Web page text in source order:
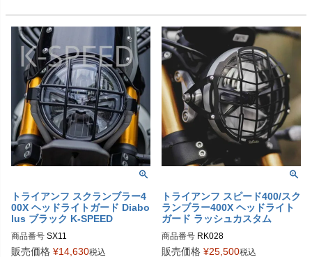
トライアンフ スクランブラー4
00X ヘッドライトガード Diabo
lus ブラック K-SPEED
商品番号 SX11
販売価格 ¥14,630税込
トライアンフ スピード400/スク
ランブラー400X ヘッドライト
ガード ラッシュカスタム
商品番号 RK028
販売価格 ¥25,500税込